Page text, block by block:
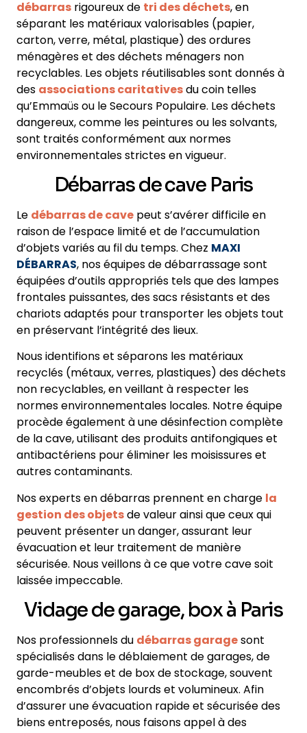
débarras rigoureux de tri des déchets, en
séparant les matériaux valorisables (papier,
carton, verre, métal, plastique) des ordures
ménagères et des déchets ménagers non
recyclables. Les objets réutilisables sont donnés à
des associations caritativesdu coin telles
qu’Emmaüs ou le Secours Populaire. Les déchets
dangereux, comme les peintures ou les solvants,
sont traités conformément aux normes
environnementales strictes en vigueur.
Débarras de cave Paris
Le débarras de cave peut s’avérer difficile en
raison de l’espace limité et de l’accumulation
d’objets variés au fil du temps. Chez MAXI
DÉBARRAS, nos équipes de débarrassage sont
équipées d’outils appropriés tels que des lampes
frontales puissantes, des sacs résistants et des
chariots adaptés pour transporter les objets tout
en préservant l’intégrité des lieux.
Nous identifions et séparons les matériaux
recyclés (métaux, verres, plastiques) des déchets
non recyclables, en veillant à respecter les
normes environnementales locales. Notre équipe
procède également à une désinfection complète
de la cave, utilisant des produits antifongiques et
antibactériens pour éliminer les moisissures et
autres contaminants.
Nos experts en débarras prennent en charge la
gestion des objetsde valeur ainsi que ceux qui
peuvent présenter un danger, assurant leur
évacuation et leur traitement de manière
sécurisée. Nous veillons à ce que votre cave soit
laissée impeccable.
Vidage de garage, box à Paris
Nos professionnels du débarras garagesont
spécialisés dans le déblaiement de garages, de
garde-meubles et de box de stockage, souvent
encombrés d’objets lourds et volumineux. Afin
d’assurer une évacuation rapide et sécurisée des
biens entreposés, nous faisons appel à des